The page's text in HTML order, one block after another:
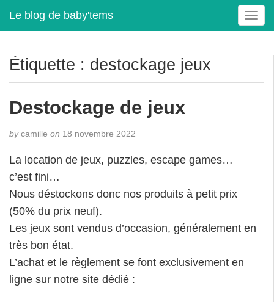
Le blog de baby'tems
T
o
e
Étiquette : destockage jeux
Destockage de jeux
bycamille on 18 novembre 2022
La location de jeux, puzzles, escape games…
c’est fini…
Nous déstockons donc nos produits à petit prix
(50% du prix neuf).
Les jeux sont vendus d’occasion, généralement en
très bon état.
L’achat et le règlement se font exclusivement en
ligne sur notre site dédié :